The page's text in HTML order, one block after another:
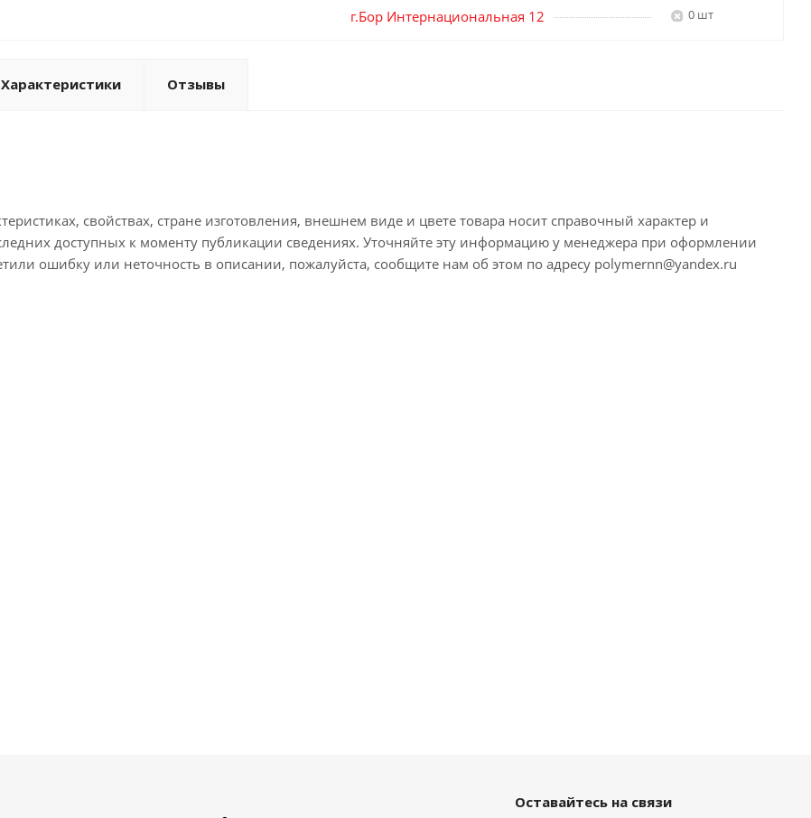
г.Бор Интернациональная 12 0 шт
Характеристики Отзывы
свойствах, стране изготовления, внешнем виде и цвете товара носит справочный характер и
доступных к моменту публикации сведениях. Уточняйте эту информацию у менеджера при оформлении
ошибку или неточность в описании, пожалуйста, сообщите нам об этом по адресу polymernn@yandex.ru
Оставайтесь на связи